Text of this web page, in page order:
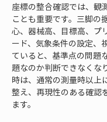
座標の整合確認では、観
ことも重要です。三脚の
心、器械高、目標高、プ
ード、気象条件の設定、
ていると、基準点の問題
題なのか判断できなくな
時は、通常の測量時以上
整え、再現性のある確認
ます。